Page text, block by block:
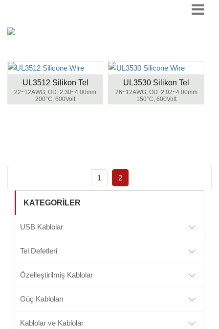
UL3512 Silikon Tel
22~12AWG, OD: 2.30~4.00mm
200°C, 600Volt
UL3530 Silikon Tel
26~12AWG, OD: 2.02~4.00mm
150°C, 600Volt
1 2
KATEGORILER
USB Kablolar
Tel Defetleri
Özelleştirilmiş Kablolar
Güç Kabloları
Kablolar ve Kablolar